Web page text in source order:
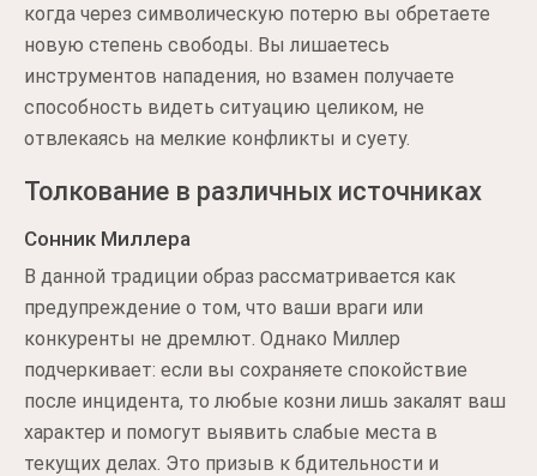
когда через символическую потерю вы обретаете
новую степень свободы. Вы лишаетесь
инструментов нападения, но взамен получаете
способность видеть ситуацию целиком, не
отвлекаясь на мелкие конфликты и суету.
Толкование в различных источниках
Сонник Миллера
В данной традиции образ рассматривается как
предупреждение о том, что ваши враги или
конкуренты не дремлют. Однако Миллер
подчеркивает: если вы сохраняете спокойствие
после инцидента, то любые козни лишь закалят ваш
характер и помогут выявить слабые места в
текущих делах. Это призыв к бдительности и